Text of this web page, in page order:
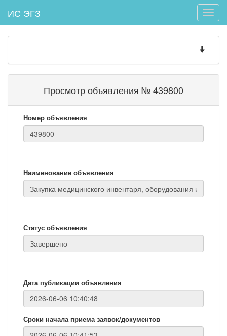
Toggle
ИС ЭГЗ
Toggle
Просмотр объявления № 439800
Номер объявления
Наименование объявления
Статус объявления
Дата публикации объявления
Сроки начала приема заявок/документов